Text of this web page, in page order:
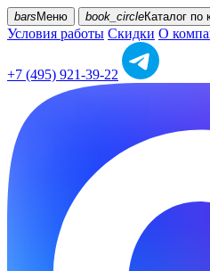
bars Меню book_circleКаталог по
Условия работы Скидки О
+7 (495) 921-39-22